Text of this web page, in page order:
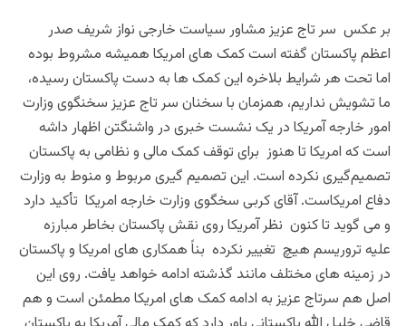
بر عکس سر تاج عزیز مشاور سیاست خارجی نواز شریف صدر
اعظم پاکستان گفته است کمک های امریکا همیشه مشروط بوده
اما تحت هر شرایط بلاخره این کمک ها به دست پاکستان رسیده،
ما تشویش نداریم، همزمان با سخنان سر تاج عزیز سخنگوی وزارت
امور خارجه آمریکا در یک نشست خبری در واشنگتن اظهار داشه
است که امریکا تا هنوز برای توقف کمک مالی و نظامی به پاکستان
تصمیم‌گیری نکرده است. این تصمیم گیری مربوط و منوط به وزارت
دفاع امریکاست. آقای کربی سخگوی وزارت خارجه امریکا تأکید دارد
و می گوید تا کنون نظر آمریکا روی نقش پاکستان بخاطر مبارزه
علیه تروریسم هیچ تغییر نکرده بناً همکاری های امریکا و پاکستان
در زمینه های مختلف مانند گذشته ادامه خواهد یافت. روی این
اصل هم سرتاج عزیز به ادامه کمک های امریکا مطمئن است و هم